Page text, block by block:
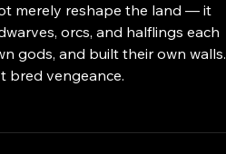
merely reshape the land — it
orcs, and halflings each
gods, and built their own walls.
bred vengeance.